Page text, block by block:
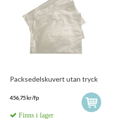
Packsedelskuvert utan tryck
456,75 kr/fp
Finns i lager